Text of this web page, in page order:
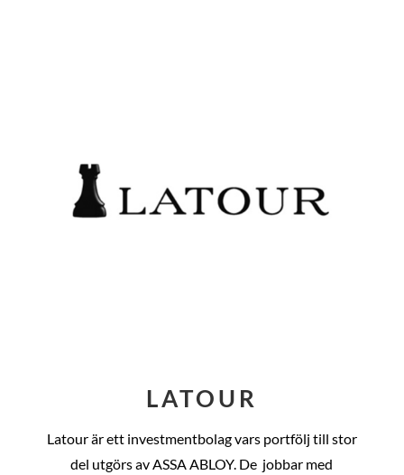
LATOUR
Latour är ett investmentbolag vars portfölj till stor
del utgörs av ASSA ABLOY. De jobbar med